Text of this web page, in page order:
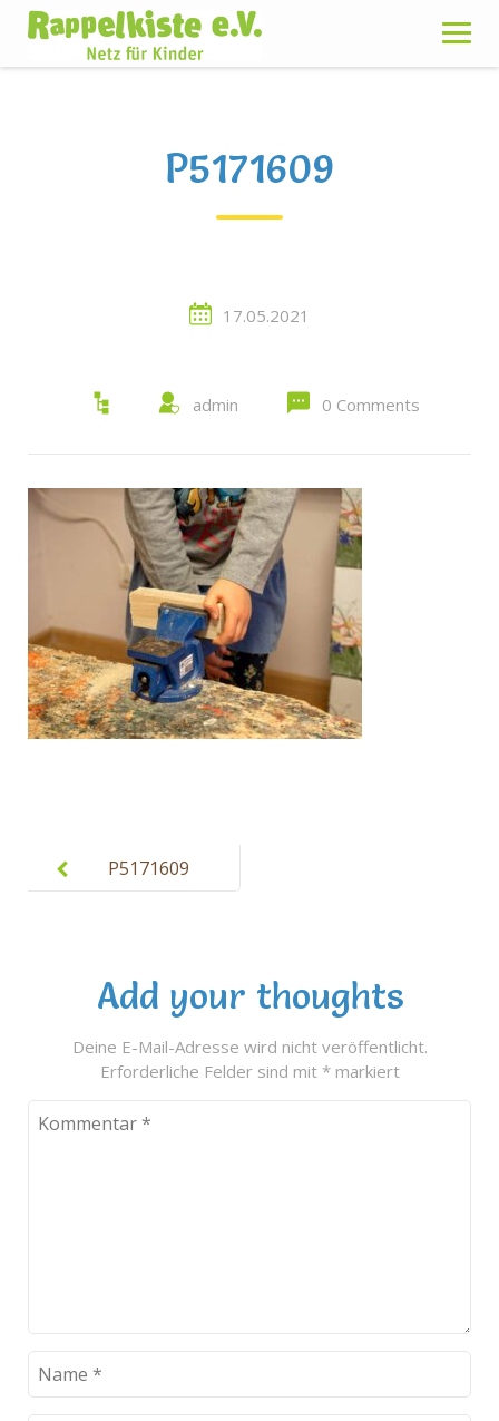
Skip
content
P5171609
17.05.2021
admin 0 Comments
navigationP5171609
Add your thoughts
Deine E-Mail-Adresse wird nicht veröffentlicht.
Erforderliche Felder sind mit *markiert